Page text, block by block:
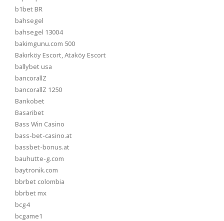
b1bet BR
bahsegel
bahsegel 13004
bakimgunu.com 500
Bakırköy Escort, Ataköy Escort
ballybet usa
bancorallZ
bancorallZ 1250
Bankobet
Basaribet
Bass Win Casino
bass-bet-casino.at
bassbet-bonus.at
bauhutte-g.com
baytronik.com
bbrbet colombia
bbrbet mx
bcg4
bcgame1